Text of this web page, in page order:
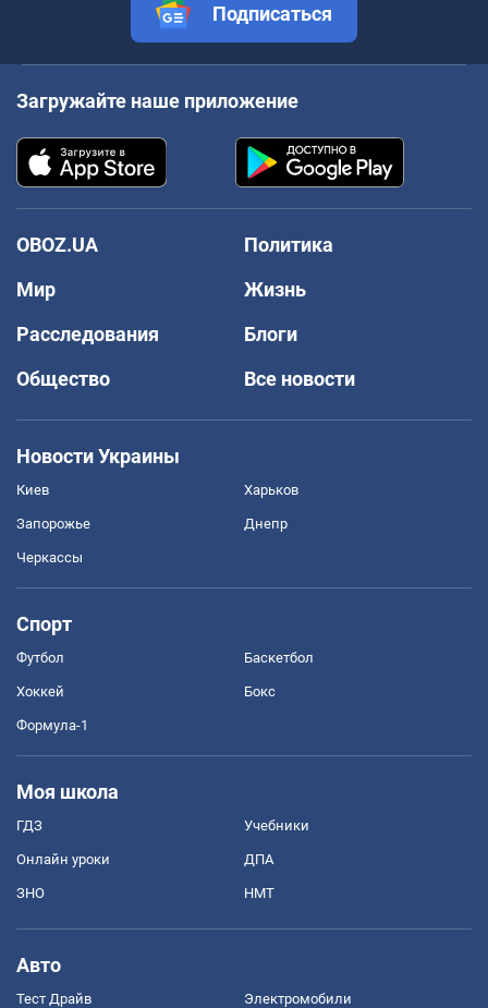
Подписаться
Загружайте наше приложение
OBOZ.UA
Политика
Мир
Жизнь
Расследования
Блоги
Общество
Все новости
Новости Украины
Киев Харьков
Запорожье Днепр
Черкассы
Спорт
Футбол Баскетбол
Хоккей Бокс
Формула-1
Моя школа
ГДЗ Учебники
Онлайн уроки ДПА
ЗНО НМТ
Авто
Тест Драйв Электромобили